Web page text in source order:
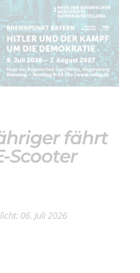
fährt
Scooter
06. Juli 2026